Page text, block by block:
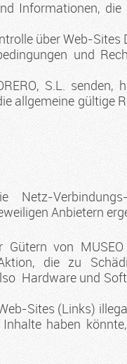
Informationen,
über Web-Sites
und
S.L. senden,
allgemeine gültige
Anbietern
von MUSEO
die zu
Hardware und
Sites (Links)
haben